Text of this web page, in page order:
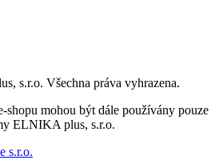
s.r.o. Všechna práva vyhrazena.
shopu mohou být dále používány pouze
ELNIKA plus, s.r.o.
s.r.o.